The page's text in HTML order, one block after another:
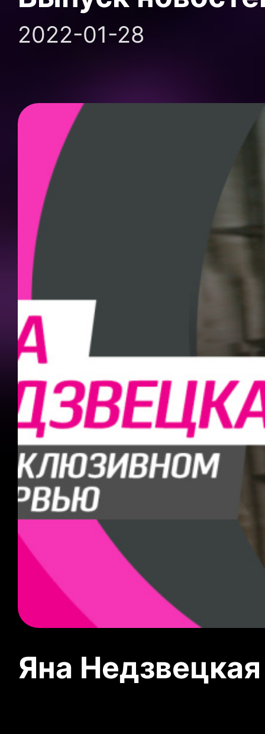
2022-01-28
Яна Недзвецкая